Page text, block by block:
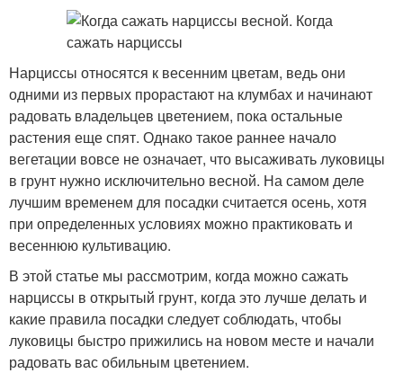
Нарциссы относятся к весенним цветам, ведь они
одними из первых прорастают на клумбах и начинают
радовать владельцев цветением, пока остальные
растения еще спят. Однако такое раннее начало
вегетации вовсе не означает, что высаживать луковицы
в грунт нужно исключительно весной. На самом деле
лучшим временем для посадки считается осень, хотя
при определенных условиях можно практиковать и
весеннюю культивацию.
В этой статье мы рассмотрим, когда можно сажать
нарциссы в открытый грунт, когда это лучше делать и
какие правила посадки следует соблюдать, чтобы
луковицы быстро прижились на новом месте и начали
радовать вас обильным цветением.